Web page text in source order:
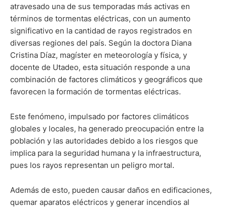
atravesado una de sus temporadas más activas en
términos de tormentas eléctricas, con un aumento
significativo en la cantidad de rayos registrados en
diversas regiones del país. Según la doctora Diana
Cristina Díaz, magíster en meteorología y física, y
docente de Utadeo, esta situación responde a una
combinación de factores climáticos y geográficos que
favorecen la formación de tormentas eléctricas.
Este fenómeno, impulsado por factores climáticos
globales y locales, ha generado preocupación entre la
población y las autoridades debido a los riesgos que
implica para la seguridad humana y la infraestructura,
pues los rayos representan un peligro mortal.
Además de esto, pueden causar daños en edificaciones,
quemar aparatos eléctricos y generar incendios al